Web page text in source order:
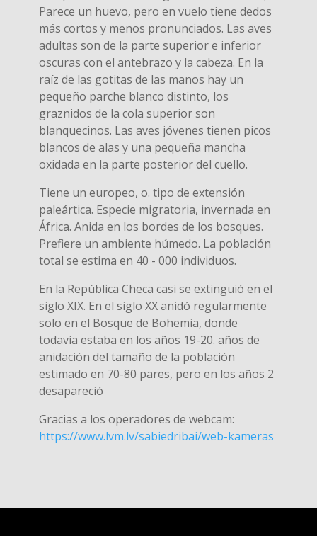
Parece un huevo, pero en vuelo tiene dedos
más cortos y menos pronunciados. Las aves
adultas son de la parte superior e inferior
oscuras con el antebrazo y la cabeza. En la
raíz de las gotitas de las manos hay un
pequeño parche blanco distinto, los
graznidos de la cola superior son
blanquecinos. Las aves jóvenes tienen picos
blancos de alas y una pequeña mancha
oxidada en la parte posterior del cuello.
Tiene un europeo, o. tipo de extensión
paleártica. Especie migratoria, invernada en
África. Anida en los bordes de los bosques.
Prefiere un ambiente húmedo. La población
total se estima en 40 - 000 individuos.
En la República Checa casi se extinguió en el
siglo XIX. En el siglo XX anidó regularmente
solo en el Bosque de Bohemia, donde
todavía estaba en los años 19-20. años de
anidación del tamaño de la población
estimado en 70-80 pares, pero en los años 2
desapareció
Gracias a los operadores de webcam:
https://www.lvm.lv/sabiedribai/web-kameras